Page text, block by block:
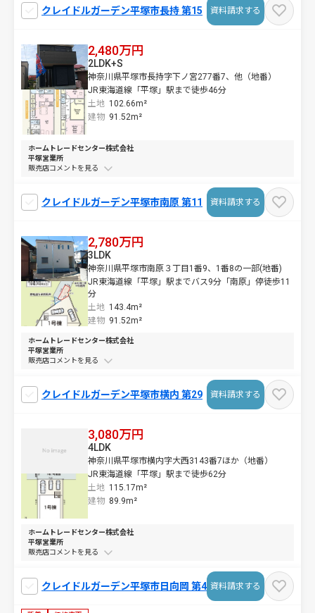
クレイドルガーデン平塚市長持 第15 資料請求する
2,480万円
神奈川県平塚市長持字下ノ宮277番7、他（地番）
JR東海道線「平塚」駅まで徒歩46分
土地 102.66m²
2LDK+S
建物 91.52m²
ホームトレードセンター株式会社
平塚営業所
販売店コメントを
クレイドルガーデン平塚市南原 第11 資料請求する
2,780万円
神奈川県平塚市南原３丁目1番9、1番8の一部(地番)
JR東海道線「平塚」駅までバス9分「南原」停徒歩11
分
土地 143.4m²
3LDK
建物 91.52m²
ホームトレードセンター株式会社
平塚営業所
販売店コメントを
クレイドルガーデン平塚市横内 第29 資料請求する
3,080万円
神奈川県平塚市横内字大西3143番7ほか（地番）
JR東海道線「平塚」駅まで徒歩62分
土地 115.17m²
4LDK
建物 89.9m²
ホームトレードセンター株式会社
平塚営業所
販売店コメントを
クレイドルガーデン平塚市日向岡 第4 資料請求する